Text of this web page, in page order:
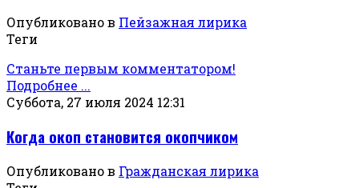
Опубликовано в Пейзажная лирика
Теги
Станьте первым комментатором!
Подробнее ...
Суббота, 27 июля 2024 12:31
Когда окоп становится окопчиком
Опубликовано в Гражданская лирика